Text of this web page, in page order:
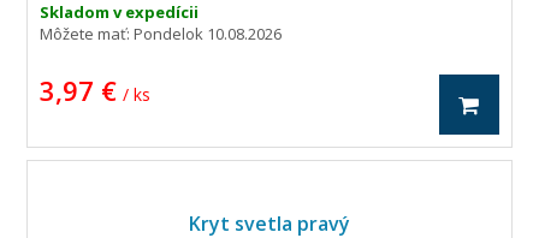
Skladom v expedícii
Môžete mať:Pondelok 10.08.2026
3,97 € / ks
Kryt svetla pravý